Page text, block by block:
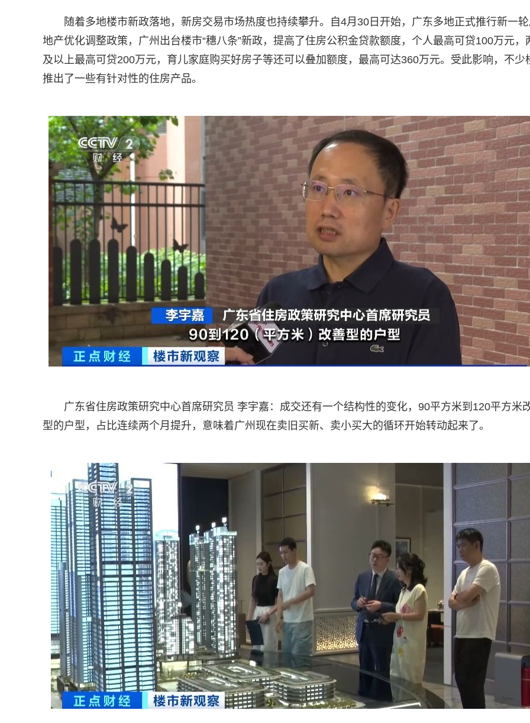
随着多地楼市新政落地，新房交易市场热度也持续攀升。自4月30日开始，广东多地正式推行新一
地产优化调整政策，广州出台楼市“穗八条”新政，提高了住房公积金贷款额度，个人最高可贷100万元，
及以上最高可贷200万元，育儿家庭购买好房子等还可以叠加额度，最高可达360万元。受此影响，不少
推出了一些有针对性的住房产品。
广东省住房政策研究中心首席研究员 李宇嘉：成交还有一个结构性的变化，90平方米到120平方米
型的户型，占比连续两个月提升，意味着广州现在卖旧买新、卖小买大的循环开始转动起来了。